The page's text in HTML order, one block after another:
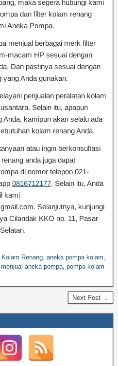
maka segera hubungi kami
dan filter kolam renang
Aneka Pompa.
menjual berbagai merk filter
macam HP sesuai dengan
Dan pastinya sesuai dengan
yang Anda gunakan.
penjualan peralatan kolam
Selain itu, apapun
Anda, kamipun akan selalu ada
kolam renang Anda.
atau ingin berkonsultasi
anda juga dapat
di nomor telepon 021-
0816712177. Selain itu, Anda
kami
Selanjutnya, kunjungi
Cilandak KKO no. 11, Pasar
Renang, aneka pompa kolam,
menjual aneka pompa, pompa kolam
Next Post →